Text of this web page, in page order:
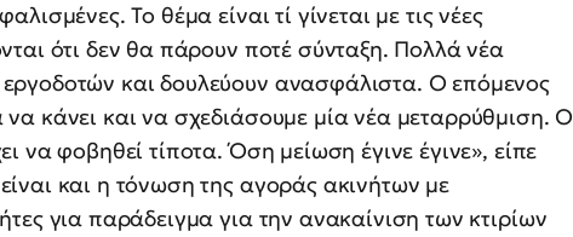
Το θέμα είναι τί γίνεται με τις νέες
ότι δεν θα πάρουν ποτέ σύνταξη. Πολλά νέα
και δουλεύουν ανασφάλιστα. Ο επόμενος
κάνει και να σχεδιάσουμε μία νέα μεταρρύθμιση. Ο
να φοβηθεί τίποτα. Όση μείωση έγινε έγινε», είπε
και η τόνωση της αγοράς ακινήτων με
για παράδειγμα για την ανακαίνιση των κτιρίων